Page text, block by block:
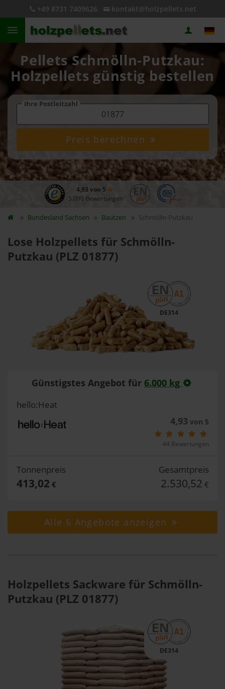
+49 8731 7409626 kontakt@holzpellets.net
Pellets Schmölln-Putzkau:
Holzpellets günstig bestellen
Ihre Postleitzahl
Preis berechnen
4,93 von 5
5.090 Bewertungen
Bundesland Sachsen Bautzen Schmölln-Putzkau
Lose Holzpellets für Schmölln-
Putzkau (PLZ 01877)
DE314
Günstigstes Angebot für 6.000 kg
hello:Heat
4,93 von 5
44 Bewertungen
Tonnenpreis
413,02 €
Gesamtpreis
2.530,52 €
Alle 6 Angebote anzeigen
Holzpellets Sackware für Schmölln-
Putzkau (PLZ 01877)
DE314